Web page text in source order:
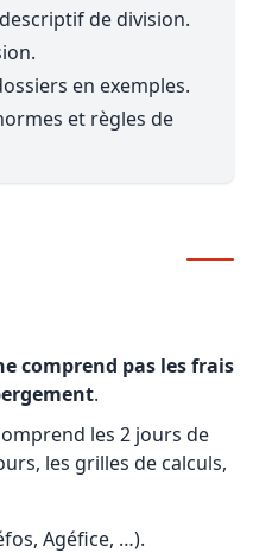
de division.
en exemples.
et règles de
comprend pas les frais
.
les 2 jours de
les grilles de calculs,
Agéfice, …).